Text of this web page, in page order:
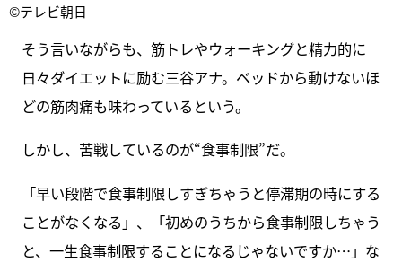
©テレビ朝日
そう言いながらも、筋トレやウォーキングと精力的に
日々ダイエットに励む三谷アナ。ベッドから動けないほ
どの筋肉痛も味わっているという。
しかし、苦戦しているのが“食事制限”だ。
「早い段階で食事制限しすぎちゃうと停滞期の時にする
ことがなくなる」、「初めのうちから食事制限しちゃう
と、一生食事制限することになるじゃないですか…」な